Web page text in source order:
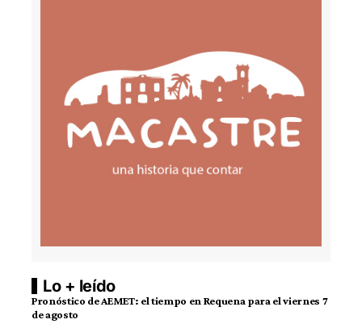
Lo + leído
Pronóstico de AEMET: el tiempo en Requena para el viernes 7
de agosto